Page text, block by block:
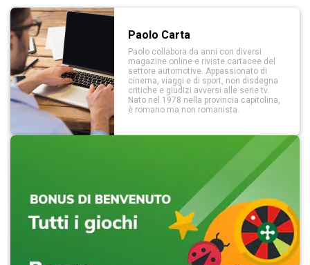
Paolo Carta
Paolo collabora da anni con diversi
magazine online e riviste cartacee del
settore automotive. Appassionato di
cinema, viaggi e di sport, non disdegna
critiche e giudizi avversi alle serie tv.
Nato nel 1978 nella provincia capitolina,
è romano ma non romanista.